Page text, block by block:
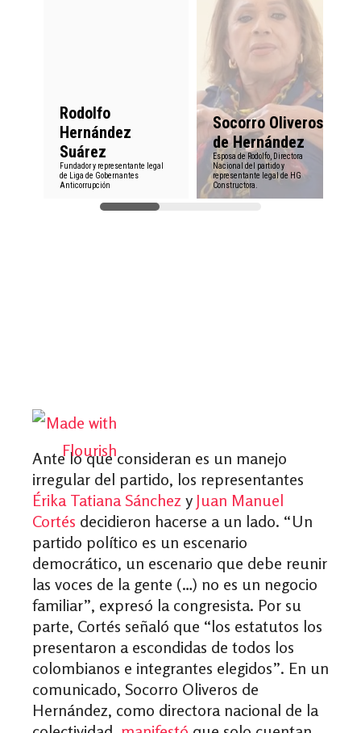
Ante lo que consideran es un manejo
irregular del partido, los representantes
Érika Tatiana Sánchez y Juan Manuel
Cortés decidieron hacerse a un lado. “Un
partido político es un escenario
democrático, un escenario que debe reunir
las voces de la gente (…) no es un negocio
familiar”, expresó la congresista. Por su
parte, Cortés señaló que “los estatutos los
presentaron a escondidas de todos los
colombianos e integrantes elegidos”. En un
comunicado, Socorro Oliveros de
Hernández, como directora nacional de la